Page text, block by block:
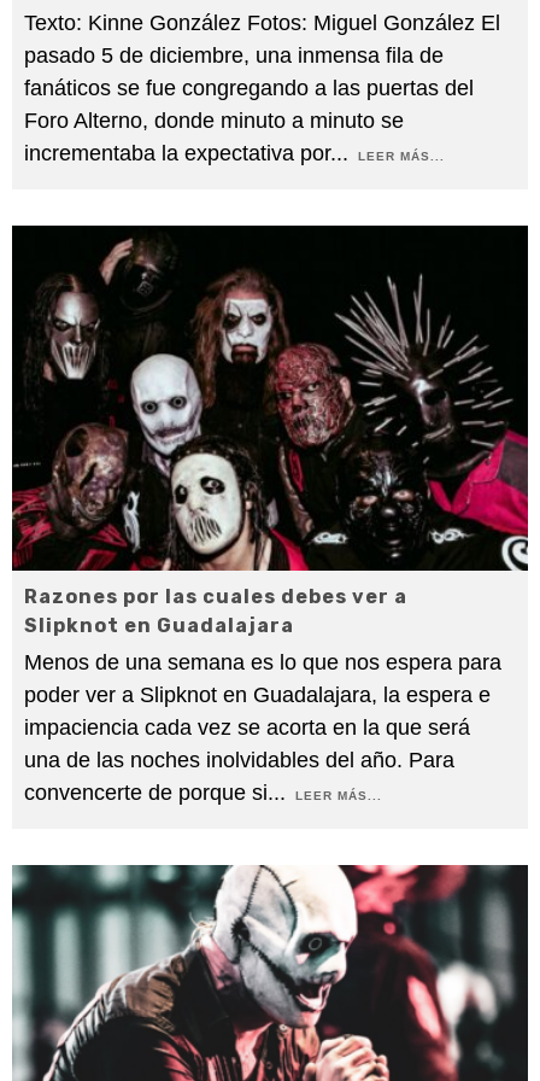
Texto: Kinne González Fotos: Miguel González El
pasado 5 de diciembre, una inmensa fila de
fanáticos se fue congregando a las puertas del
Foro Alterno, donde minuto a minuto se
incrementaba la expectativa por... LEER MÁS...
Razones por las cuales debes ver a
Slipknot en Guadalajara
Menos de una semana es lo que nos espera para
poder ver a Slipknot en Guadalajara, la espera e
impaciencia cada vez se acorta en la que será
una de las noches inolvidables del año. Para
convencerte de porque si... LEER MÁS...